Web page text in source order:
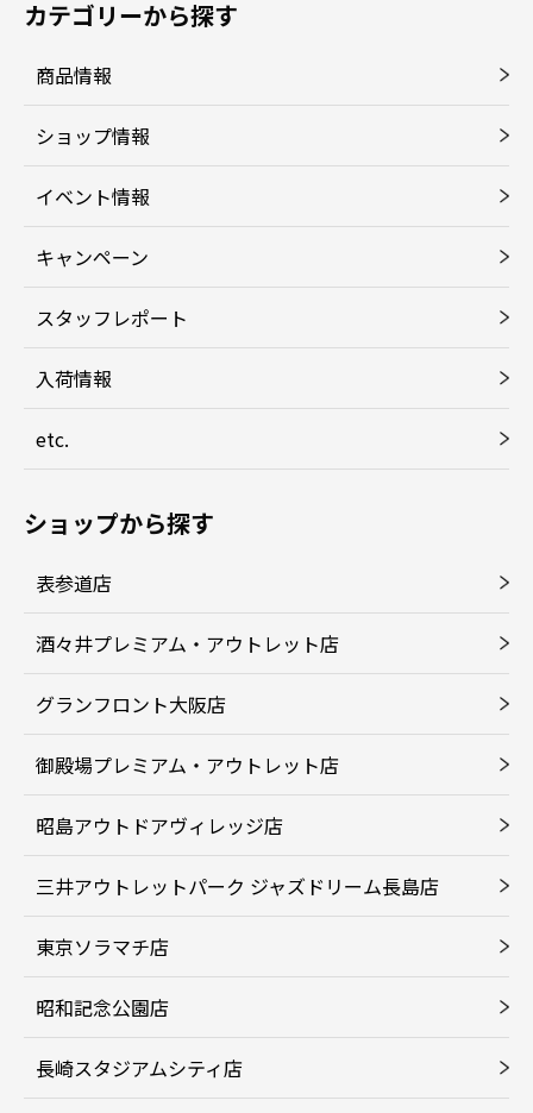
カテゴリーから探す
商品情報
ショップ情報
イベント情報
キャンペーン
スタッフレポート
入荷情報
etc.
ショップから探す
表参道店
酒々井プレミアム・アウトレット店
グランフロント大阪店
御殿場プレミアム・アウトレット店
昭島アウトドアヴィレッジ店
三井アウトレットパーク ジャズドリーム長島店
東京ソラマチ店
昭和記念公園店
長崎スタジアムシティ店